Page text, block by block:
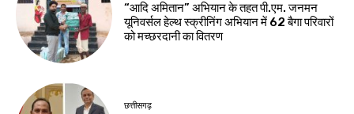
“आदि अमितान” अभियान के तहत पी.एम. जनमन
यूनिवर्सल हेल्थ स्क्रीनिंग अभियान में 62 बैगा परिवारों
को मच्छरदानी का वितरण
छत्तीसगढ़